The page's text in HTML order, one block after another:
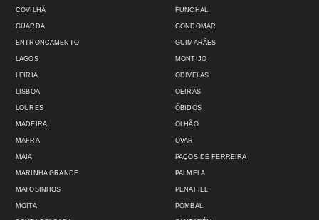
COVILHÃ
GUARDA
ENTRONCAMENTO
FUNCHAL
GONDOMAR
GUIMARÃES
LAGOS
LEIRIA
LISBOA
LOURES
MADEIRA
MAFRA
MAIA
MARINHA GRANDE
MATOSINHOS
MOITA
MONTIJO
ODIVELAS
OEIRAS
ÓBIDOS
OLHÃO
OVAR
PAÇOS DE FERREIRA
PALMELA
PENAFIEL
POMBAL